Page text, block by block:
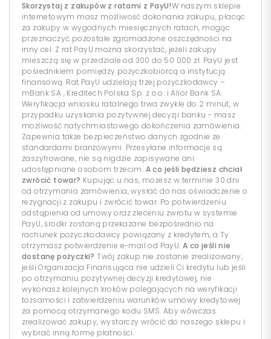
Skorzystaj z zakupów z ratami z PayU!W naszym sklepie
internetowym masz możliwość dokonania zakupu, płacąc
za zakupy w wygodnych miesięcznych ratach, mogąc
przeznaczyć pozostałe zgromadzone oszczędności na
inny cel. Z rat PayU można skorzystać, jeżeli zakupy
mieszczą się w przedziale od 300 do 50 000 zł. PayU jest
pośrednikiem pomiędzy pożyczkobiorcą a instytucją
finansową. Rat PayU udzielają trzej pożyczkodawcy –
mBank SA , Kreditech Polska Sp. z o.o. i Alior Bank SA.
Weryfikacja wniosku ratalnego trwa zwykle do 2 minut, w
przypadku uzyskania pozytywnej decyzji banku - masz
możliwość natychmiastowego dokończenia zamówienia.
Zapewnia także bezpieczeństwo danych zgodnie ze
standardami branżowymi. Przesyłane informacje są
zaszyfrowane, nie są nigdzie zapisywane ani
udostępniane osobom trzecim. A co jeśli będziesz chciał
zwrócić towar? Kupując u nas, możesz w terminie 30 dni
od otrzymania zamówienia, wysłać do nas oświadczenie o
rezygnacji z zakupu i zwrócić towar. Po potwierdzeniu
odstąpienia od umowy oraz zleceniu zwrotu w systemie
PayU, środki zostaną przekazane bezpośrednio na
rachunek pożyczkodawcy powiązany z kredytem, a Ty
otrzymasz potwierdzenie e-mail od PayU. A co jeśli nie
dostanę pożyczki? Twój zakup nie zostanie zrealizowany,
jeśli Organizacja Finansująca nie udzieli Ci kredytu lub jeśli
po otrzymaniu pozytywnej decyzji kredytowej, nie
wykonasz kolejnych kroków polegających na weryfikacji
tożsamości i zatwierdzeniu warunków umowy kredytowej
za pomocą otrzymanego kodu SMS. Aby wówczas
zrealizować zakupy, wystarczy wrócić do naszego sklepu i
wybrać inną formę płatności.